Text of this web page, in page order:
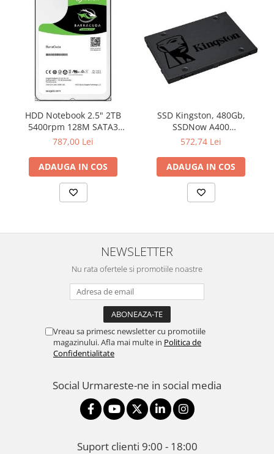
Imprimante 3D
TV, Multimedia & Electronice
Televizoare & accesorii
Multiboard & Accessorii
Multimedia
Foto & Video
Cloud si Aplicatii SaaS
Sisteme Videoconferinta
Securitate Date
Antivirus
HDD Notebook 2.5" 2TB
5400rpm 128M SATA3
SEAGATE
787,00 Lei
ADAUGA IN COS
SSD Kingston, 480Gb,
SSDNow A400
"SA400S37/480G"
572,74 Lei
ADAUGA IN COS
NEWSLETTER
Nu rata ofertele si promotiile noastre
Vreau sa primesc newsletter cu promotiile
magazinului. Afla mai multe in Politica de
Confidentialitate
Social Urmareste-ne in social media
Suport clienti 9:00 - 18:00